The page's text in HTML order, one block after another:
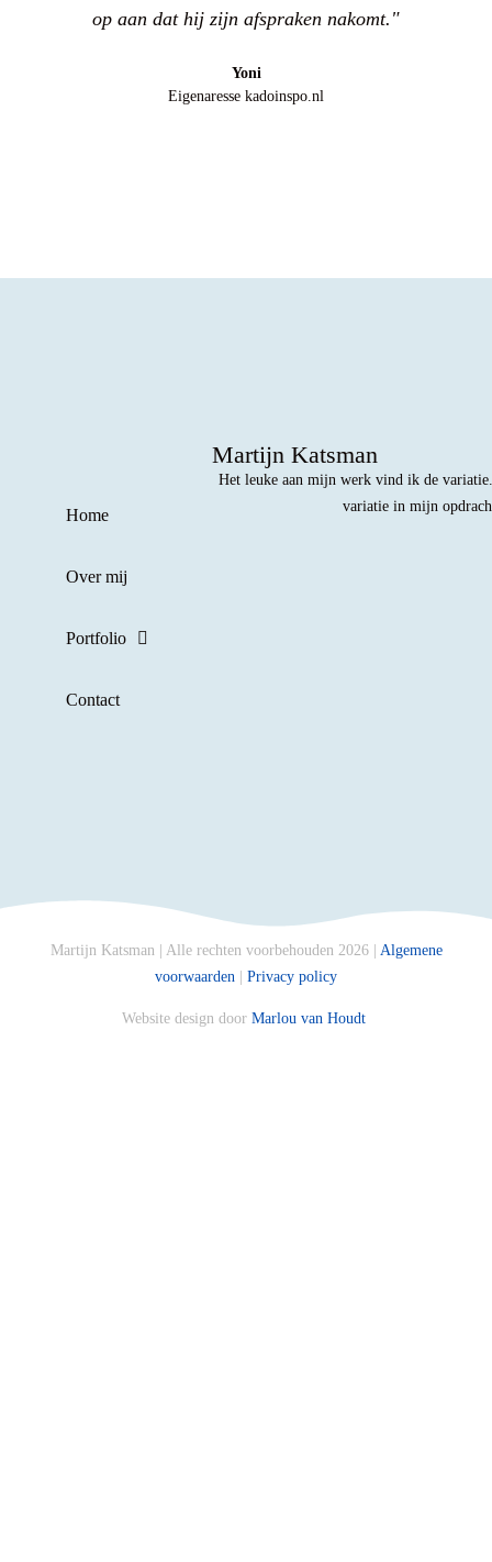
op aan dat hij zijn afspraken nakomt."
Yoni
Eigenaresse kadoinspo.nl
Home
Over mij
Portfolio
Contact
Martijn Katsman
Het leuke aan mijn werk vind ik de
variatie in mijn
Martijn Katsman | Alle rechten voorbehouden 2026 | Algemene
voorwaarden | Privacy policy
Website design door Marlou van Houdt